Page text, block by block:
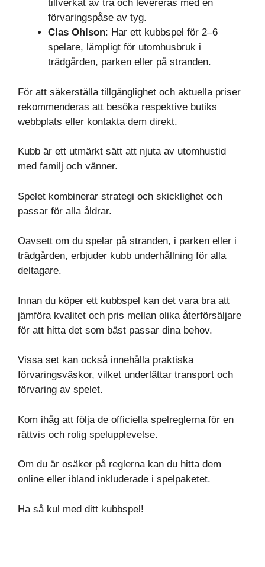
tillverkat av trä och levereras med en
förvaringspåse av tyg.
Clas Ohlson: Har ett kubbspel för 2–6
spelare, lämpligt för utomhusbruk i
trädgården, parken eller på stranden.
För att säkerställa tillgänglighet och aktuella priser
rekommenderas att besöka respektive butiks
webbplats eller kontakta dem direkt.
Kubb är ett utmärkt sätt att njuta av utomhustid
med familj och vänner.
Spelet kombinerar strategi och skicklighet och
passar för alla åldrar.
Oavsett om du spelar på stranden, i parken eller i
trädgården, erbjuder kubb underhållning för alla
deltagare.
Innan du köper ett kubbspel kan det vara bra att
jämföra kvalitet och pris mellan olika återförsäljare
för att hitta det som bäst passar dina behov.
Vissa set kan också innehålla praktiska
förvaringsväskor, vilket underlättar transport och
förvaring av spelet.
Kom ihåg att följa de officiella spelreglerna för en
rättvis och rolig spelupplevelse.
Om du är osäker på reglerna kan du hitta dem
online eller ibland inkluderade i spelpaketet.
Ha så kul med ditt kubbspel!